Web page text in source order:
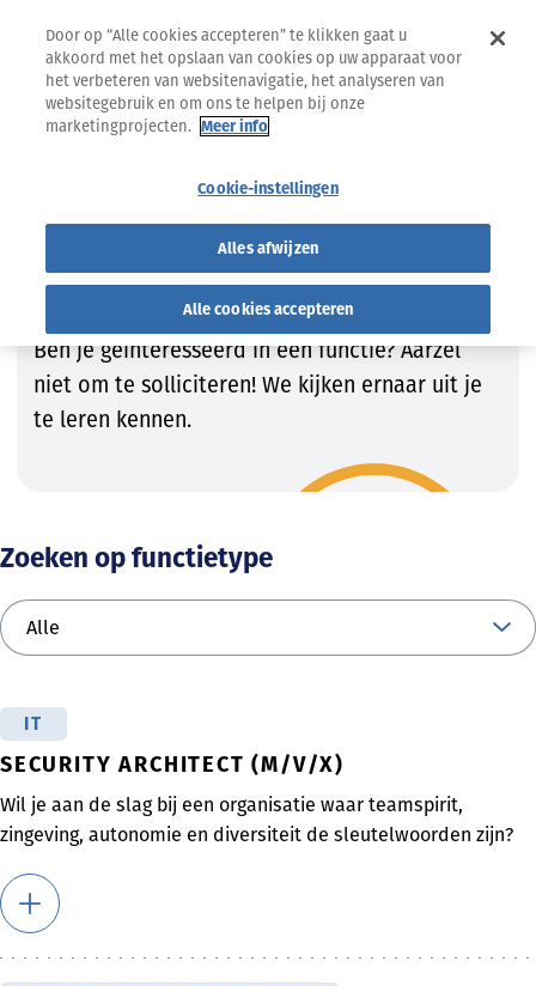
Vind de job die bij JOU past!
Wij zijn steeds op zoek naar getalenteerde
kandidaten om onze teams te vervolledigen.
Ben je geïnteresseerd in een functie? Aarzel
niet om te solliciteren! We kijken ernaar uit je
te leren kennen.
Zoeken op functietype
IT
SECURITY ARCHITECT (M/V/X)
Wil je aan de slag bij een organisatie waar teamspirit,
zingeving, autonomie en diversiteit de sleutelwoorden zijn?
Door op “Alle cookies accepteren” te klikken gaat u
akkoord met het opslaan van cookies op uw apparaat voor
het verbeteren van websitenavigatie, het analyseren van
websitegebruik en om ons te helpen bij onze
marketingprojecten. Meer info
Cookie-instellingen
Alles afwijzen
Alle cookies accepteren